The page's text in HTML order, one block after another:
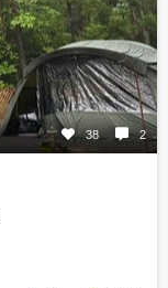
38 2